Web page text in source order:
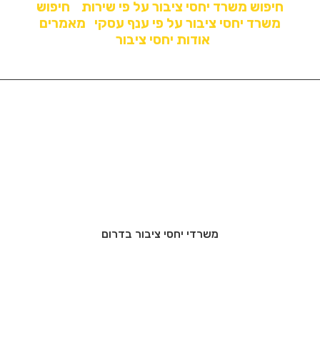
חיפוש משרד יחסי ציבור על פי שירות
חיפוש
משרד יחסי ציבור על פי ענף עסקי
מאמרים
אודות יחסי ציבור
משרדי יחסי ציבור בדרום